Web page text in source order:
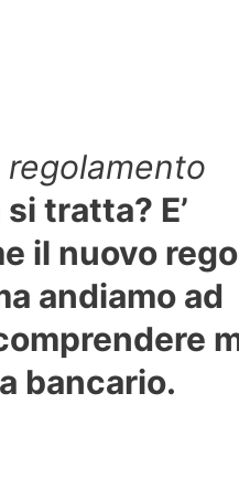
regolamento
tratta? E’
il nuovo
andiamo ad
bancario.